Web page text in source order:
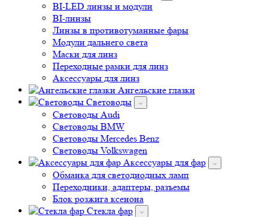
BI-LED линзы и модули
BI-линзы
Линзы в противотуманные фары
Модули дальнего света
Маски для линз
Переходные рамки для линз
Аксессуары для линз
Ангельские глазки
Световоды
Cветоводы Audi
Cветоводы BMW
Световоды Mercedes Benz
Cветоводы Volkswagen
Аксессуары для фар
Обманка для светодиодных ламп
Переходники, адаптеры, разъемы
Блок розжига ксенона
Стекла фар